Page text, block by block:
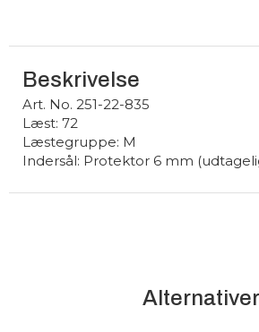
Beskrivelse
Art. No. 251-22-835
Læst: 72
Læstegruppe: M
Indersål: Protektor 6 mm
Alternativer